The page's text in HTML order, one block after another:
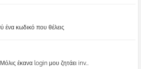
ένα κωδικό που θέλεις
έκανα login μου ζητάει inv...